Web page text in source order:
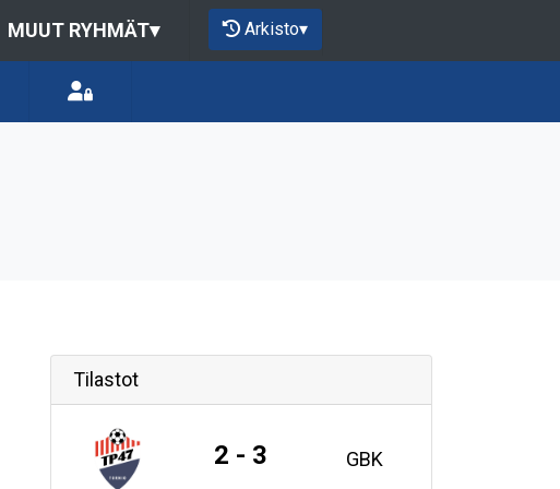
MUUT RYHMÄT▾ Arkisto▾
Tilastot
2 - 3 GBK